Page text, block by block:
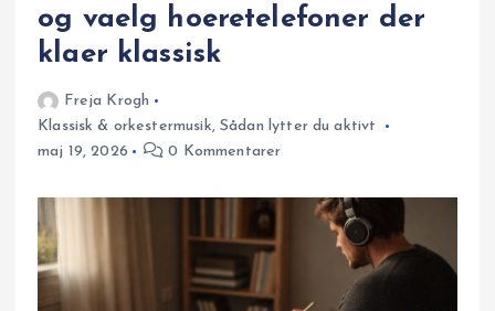
og vaelg hoeretelefoner der
klaer klassisk
Freja Krogh
Klassisk & orkestermusik, Sådan lytter du aktivt
maj 19, 2026
0 Kommentarer